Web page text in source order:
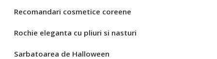
Recomandari cosmetice coreene
Rochie eleganta cu pliuri si nasturi
Sarbatoarea de Halloween